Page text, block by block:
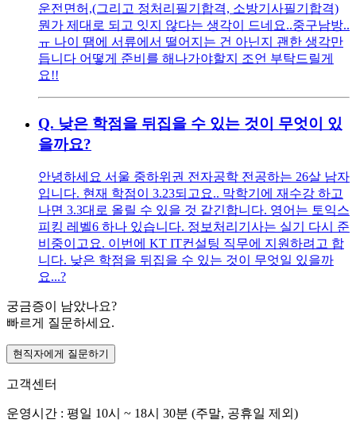
운전면허,(그리고 정처리필기합격, 소방기사필기합격)
뭔가 제대로 되고 잇지 않다는 생각이 드네요..중구남방..
ㅠ 나이 땜에 서류에서 떨어지는 건 아닌지 괜한 생각만
듭니다 어떻게 준비를 해나가야할지 조언 부탁드릴게
요!!
Q. 낮은 학점을 뒤집을 수 있는 것이 무엇이 있
을까요?
안녕하세요 서울 중하위권 전자공학 전공하는 26살 남자
입니다. 현재 학점이 3.23되고요.. 막학기에 재수강 하고
나면 3.3대로 올릴 수 있을 것 같긴합니다. 영어는 토익스
피킹 레벨6 하나 있습니다. 정보처리기사는 실기 다시 준
비중이고요. 이번에 KT IT컨설팅 직무에 지원하려고 합
니다. 낮은 학점을 뒤집을 수 있는 것이 무엇일 있을까
요...?
궁금증이 남았나요?
빠르게 질문하세요.
현직자에게 질문하기
고객센터
운영시간 : 평일 10시 ~ 18시 30분 (주말, 공휴일 제외)